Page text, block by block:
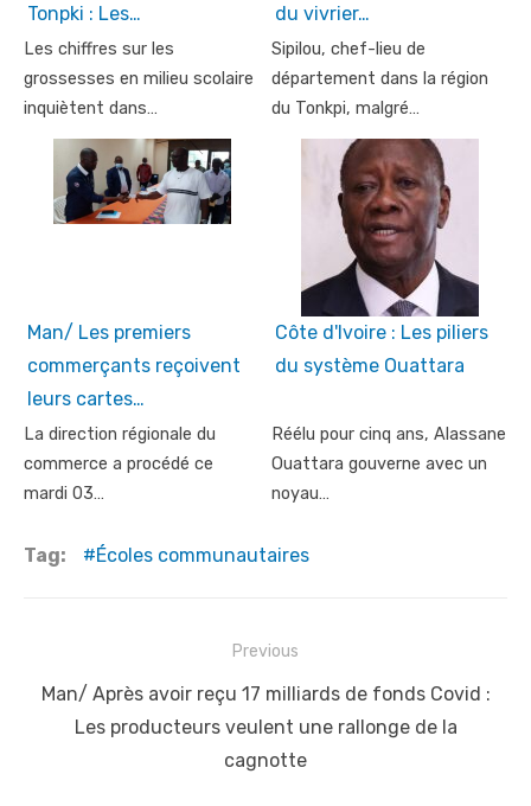
Tonpki : Les…
Les chiffres sur les
grossesses en milieu scolaire
inquiètent dans…
du vivrier…
Sipilou, chef-lieu de
département dans la région
du Tonkpi, malgré…
Man/ Les premiers
commerçants reçoivent
leurs cartes…
La direction régionale du
commerce a procédé ce
mardi 03…
Côte d'Ivoire : Les piliers
du système Ouattara
Réélu pour cinq ans, Alassane
Ouattara gouverne avec un
noyau…
Tag: Écoles communautaires
navigation
Previous
Previous
post:
Man/ Après avoir reçu 17 milliards de fonds Covid :
Les producteurs veulent une rallonge de la
cagnotte